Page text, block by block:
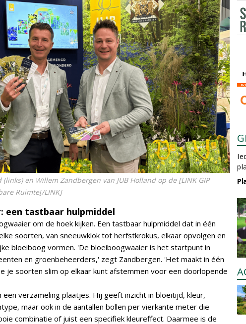
en Willem Zandbergen van JUB Holland op de [LINK GIP
Ruimte[/LINK]
een tastbaar hulpmiddel
om de hoek kijken. Een tastbaar hulpmiddel dat in één
soorten, van sneeuwklok tot herfstkrokus, elkaar opvolgen en
bloeiboog vormen. 'De bloeiboogwaaier is het startpunt in
en groenbeheerders,' zegt Zandbergen. 'Het maakt in één
je soorten slim op elkaar kunt afstemmen voor een doorlopende
een verzameling plaatjes. Hij geeft inzicht in bloeitijd, kleur,
maar ook in de aantallen bollen per vierkante meter die
combinatie of juist een specifiek kleureffect. Daarmee is de